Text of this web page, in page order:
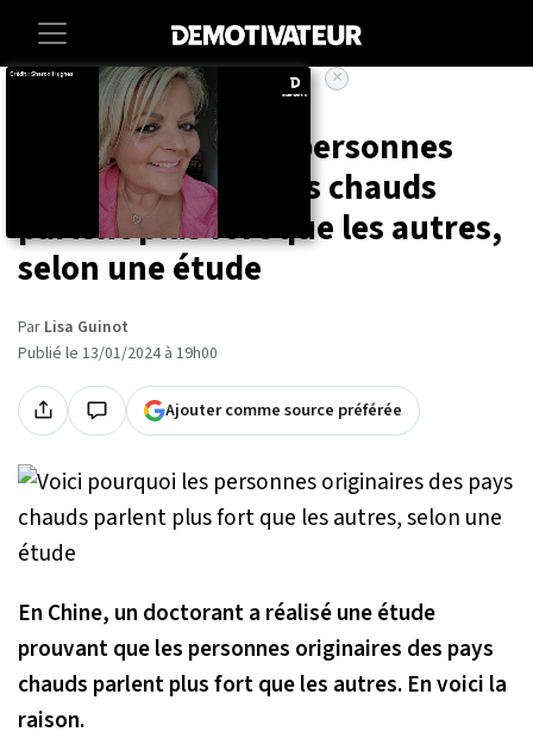
Lifestyle
Voici pourquoi les personnes
originaires des pays chauds
parlent plus fort que les autres,
selon une étude
Par Lisa Guinot
Publié le 13/01/2024 à 19h00
Ajouter comme source préférée
En Chine, un doctorant a réalisé une étude
prouvant que les personnes originaires des pays
chauds parlent plus fort que les autres. En voici la
raison.
×